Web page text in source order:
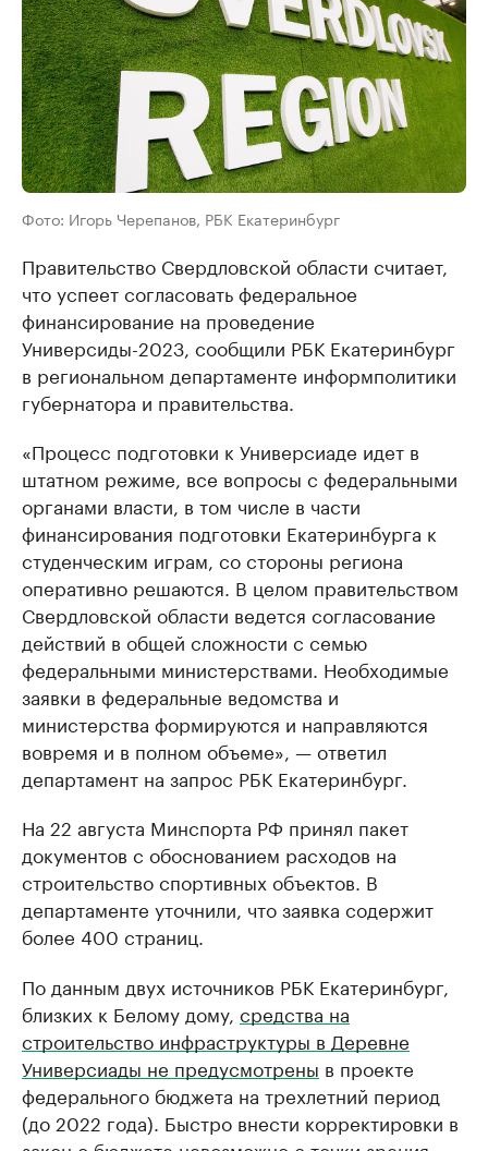
Фото: Игорь Черепанов, РБК Екатеринбург
Правительство Свердловской области считает,
что успеет согласовать федеральное
финансирование на проведение
Универсиды-2023, сообщили РБК Екатеринбург
в региональном департаменте информполитики
губернатора и правительства.
«Процесс подготовки к Универсиаде идет в
штатном режиме, все вопросы с федеральными
органами власти, в том числе в части
финансирования подготовки Екатеринбурга к
студенческим играм, со стороны региона
оперативно решаются. В целом правительством
Свердловской области ведется согласование
действий в общей сложности с семью
федеральными министерствами. Необходимые
заявки в федеральные ведомства и
министерства формируются и направляются
вовремя и в полном объеме», — ответил
департамент на запрос РБК Екатеринбург.
На 22 августа Минспорта РФ принял пакет
документов с обоснованием расходов на
строительство спортивных объектов. В
департаменте уточнили, что заявка содержит
более 400 страниц.
По данным двух источников РБК Екатеринбург,
близких к Белому дому, средства на
строительство инфраструктуры в Деревне
Универсиады не предусмотрены в проекте
федерального бюджета на трехлетний период
(до 2022 года). Быстро внести корректировки в